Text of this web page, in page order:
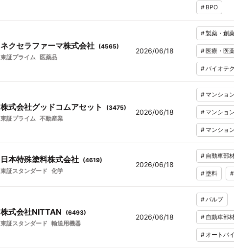
# BPO
ネクセラファーマ株式会社 (4565)
東証プライム
医薬品
2026/06/18
#製薬・創
#医療・医
#バイオテ
株式会社グッドコムアセット (3475)
東証プライム 不動産業
2026/06/18
# マンショ
# マンショ
# マンショ
日本特殊塗料株式会社 (4619)
東証スタンダード 化学
2026/06/18
# 自動車部
#塗料 #
株式会社NITTAN (6493)
東証スタンダード 輸送用機器
2026/06/18
#バルブ
# 自動車部
# オートバイ